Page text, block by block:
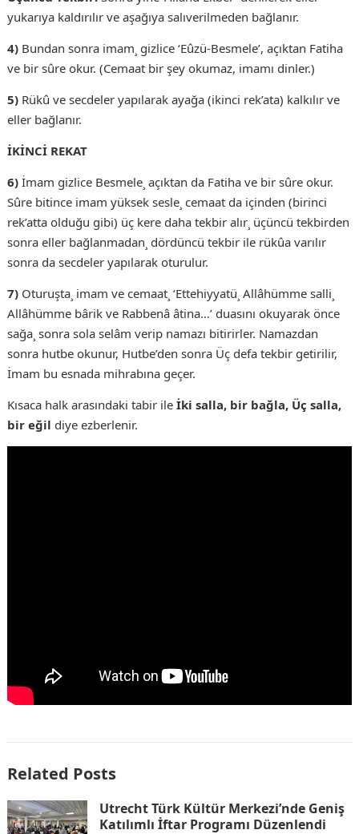
yukarıya kaldırılır ve aşağıya salıverilmeden bağlanır.
4)Bundan sonra imam¸ gizlice ‘Eûzü-Besmele’, açıktan Fatiha
ve bir sûre okur. (Cemaat bir şey okumaz, imamı dinler.)
5)Rükû ve secdeler yapılarak ayağa (ikinci rek’ata) kalkılır ve
eller bağlanır.
İKİNCİ REKAT
6)İmam gizlice Besmele¸ açıktan da Fatiha ve bir sûre okur.
Sûre bitince imam yüksek sesle¸ cemaat da içinden (birinci
rek’atta olduğu gibi) üç kere daha tekbir alır¸ üçüncü tekbirden
sonra eller bağlanmadan¸ dördüncü tekbir ile rükûa varılır
sonra da secdeler yapılarak oturulur.
7)Oturuşta¸ imam ve cemaat¸ ‘Ettehiyyatü¸ Allâhümme salli¸
Allâhümme bârik ve Rabbenâ âtina…’ duasını okuyarak önce
sağa¸ sonra sola selâm verip namazı bitirirler. Namazdan
sonra hutbe okunur, Hutbe’den sonra Üç defa tekbir getirilir,
İmam bu esnada mihrabına geçer.
Kısaca halk arasındaki tabir ile İki salla, bir bağla, Üç salla,
bir eğil diye ezberlenir.
Related Posts
Utrecht Türk Kültür Merkezi’nde Geniş
Katılımlı İftar Programı Düzenlendi